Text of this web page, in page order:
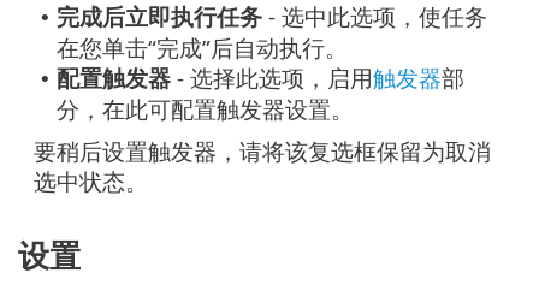
• 完成后立即执行任务 - 选中此选项，使任务
在您单击“完成”后自动执行。
• 配置触发器 - 选择此选项，启用触发器部
分，在此可配置触发器设置。
要稍后设置触发器，请将该复选框保留为取消
选中状态。
设置